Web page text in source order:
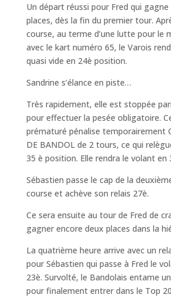
Un départ réussi pour Fred qui
places, dès la fin du premier tour.
course, au terme d’une lutte pour le
avec le kart numéro 65, le Varois
quasi vide en 24è position.
Sandrine s’élance en piste…
Très rapidement, elle est stoppée
pour effectuer la pesée obligatoire.
prématuré pénalise temporairement
DE BANDOL de 2 tours, ce qui
35 è position. Elle rendra le volant en
Sébastien passe le cap de la
course et achève son relais 27è.
Ce sera ensuite au tour de Fred de
gagner encore deux places dans la
La quatrième heure arrive avec un
pour Sébastien qui passe à Fred le
23è. Survolté, le Bandolais entame
pour finalement entrer dans le Top